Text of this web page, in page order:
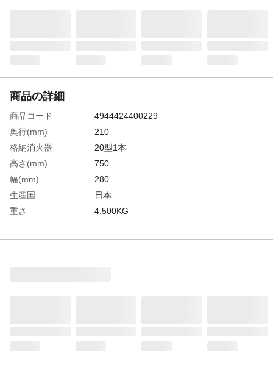
商品の詳細
商品コード
4944424400229
奥行(mm)
210
格納消火器
20型1本
高さ(mm)
750
幅(mm)
280
生産国
日本
重さ
4.500KG